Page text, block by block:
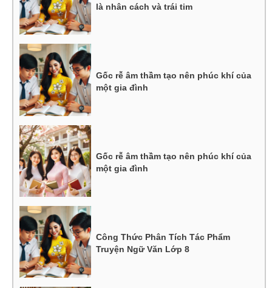
là nhân cách và trái tim
Gốc rễ âm thầm tạo nên phúc khí của
một gia đình
Gốc rễ âm thầm tạo nên phúc khí của
một gia đình
Công Thức Phân Tích Tác Phẩm
Truyện Ngữ Văn Lớp 8